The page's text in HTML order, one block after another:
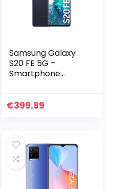
Samsung Galaxy
S20 FE 5G –
Smartphone
€399.99